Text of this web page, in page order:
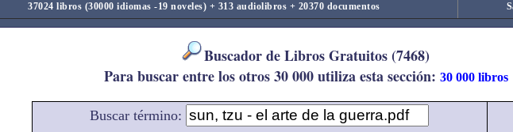
37024 libros (30000 idiomas -19 noveles) + 313 audiolibros + 20370 documentos
Buscador de Libros Gratuitos (7468)
Para buscar entre los otros 30 000 utiliza esta sección: 30 000 libros
Buscar término: